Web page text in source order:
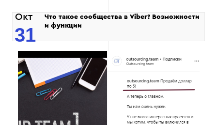
Окт
31
Что такое сообщества в Viber? Возможности
и функции